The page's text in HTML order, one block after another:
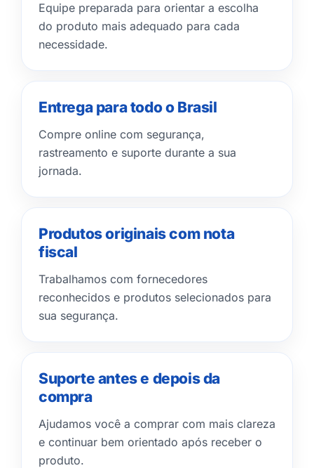
Equipe preparada para orientar a escolha
do produto mais adequado para cada
necessidade.
Entrega para todo o Brasil
Compre online com segurança,
rastreamento e suporte durante a sua
jornada.
Produtos originais com nota
fiscal
Trabalhamos com fornecedores
reconhecidos e produtos selecionados para
sua segurança.
Suporte antes e depois da
compra
Ajudamos você a comprar com mais clareza
e continuar bem orientado após receber o
produto.